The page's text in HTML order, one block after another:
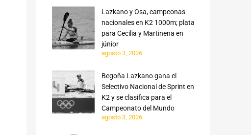
Lazkano y Osa, campeonas
nacionales en K2 1000m; plata
para Cecilia y Martinena en
júnior
agosto 3, 2026
Begoña Lazkano gana el
Selectivo Nacional de Sprint en
K2 y se clasifica para el
Campeonato del Mundo
agosto 3, 2026